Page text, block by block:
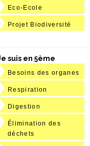
Eco-Ecole
Projet Biodiversité
suis en 5ème
Besoins des organes
Respiration
Digestion
Élimination des
déchets